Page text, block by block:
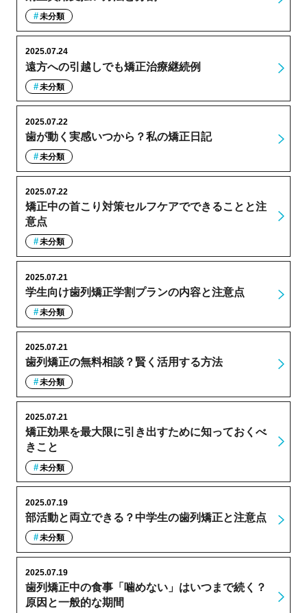
未分類
遠方への引越しでも矯正治療継続例
2025.07.24
未分類
歯が動く実感いつから？私の矯正日記
2025.07.22
未分類
矯正中の首こり対策セルフケアでできることと注
意点
2025.07.22
未分類
学生向け歯列矯正学割プランの内容と注意点
2025.07.21
未分類
歯列矯正の無料相談？賢く活用する方法
2025.07.21
未分類
矯正効果を最大限に引き出すために知っておくべ
きこと
2025.07.21
未分類
部活動と両立できる？中学生の歯列矯正と注意点
2025.07.19
未分類
歯列矯正中の食事「噛めない」はいつまで続く？
原因と一般的な期間
2025.07.19